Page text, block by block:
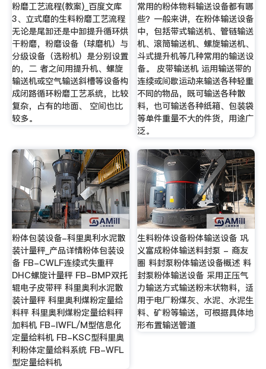
粉磨工艺流程(教案)_百度文库
3、立式磨的生料粉磨工艺流程
无论是尾卸还是中卸提升循环烘
干粉磨，粉磨设备（球磨机）与
分级设备（选粉机）是分别设置
的，二 者之间用提升机、螺旋
输送机或空气输送斜槽等设备构
成闭路循环粉磨工艺系统，比较
复杂，占有的地面、 空间也比
较多。
常用的粉体物料输送设备都有哪
些？一般来讲，在粉体输送设备
中，包括带式输送机、管链输送
机、滚筒输送机、螺旋输送机、
斗式提升机等几种常用的输送设
备。 皮带输送机 运用输送带的
连续或间歇运动来输送各种轻重
不同的物品，既可输送各种散
料，也可输送各种纸箱、包装袋
等单件重量不大的件货，用途广
泛。
粉体包装设备-科里奥利水泥散
装计量秤_产品详情粉体包装设
备 FB-CWLF连续式失重秤
DHC螺旋计量秤 FB-BMP双托
辊电子皮带秤 科里奥利水泥散
装计量秤 科里奥利煤粉定量给
料秤 科里奥利煤粉定量给料秤
加料机 FB-IWFL/M型信息化
定量给料机 FB-KSC型科里奥
利粉体定量给料系统 FB-WFL
型定量给料机
生料粉体设备粉体输送设备 巩
义富成粉体输送料封泵 - 商友
圈 料封泵粉体输送设备概述 料
封泵粉体输送设备 采用正压气
力输送方式输送粉末状物料，适
用于电厂粉煤灰、水泥、水泥生
料、矿粉等输送，可根据具体地
形布置输送管道